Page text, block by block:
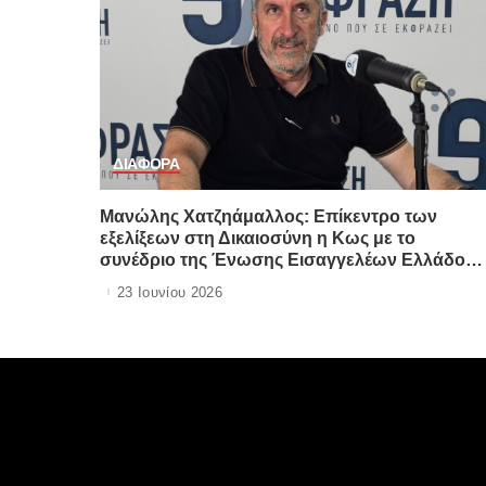
ΔΙΑΦΟΡΑ
Μανώλης Χατζηάμαλλος: Επίκεντρο των
εξελίξεων στη Δικαιοσύνη η Κως με το
συνέδριο της Ένωσης Εισαγγελέων Ελλάδος
δικηγόρων και τοπική πολιτική
23 Ιουνίου 2026